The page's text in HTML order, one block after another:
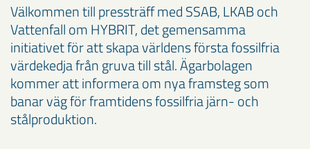
Välkommen till pressträff med SSAB, LKAB och
Vattenfall om HYBRIT, det gemensamma
initiativet för att skapa världens första fossilfria
värdekedja från gruva till stål. Ägarbolagen
kommer att informera om nya framsteg som
banar väg för framtidens fossilfria järn- och
stålproduktion.